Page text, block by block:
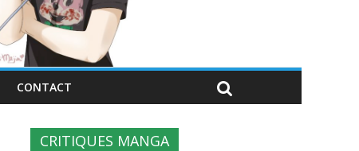
CONTACT
CRITIQUES MANGA